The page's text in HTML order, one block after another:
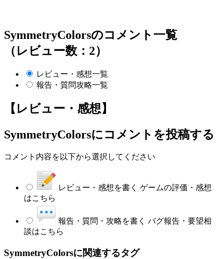
SymmetryColorsのコメント一覧
（レビュー数：2）
レビュー・感想一覧
報告・質問攻略一覧
【レビュー・感想】
SymmetryColorsにコメントを投稿する
コメント内容を以下から選択してください
レビュー・感想を書く ゲームの評価・感想
はこちら
報告・質問・攻略を書く バグ報告・要望相
談はこちら
SymmetryColorsに関連するタグ